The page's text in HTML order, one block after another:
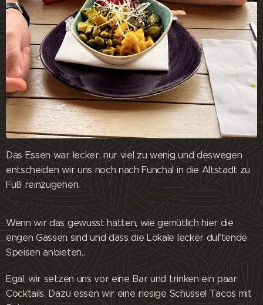
Das Essen war lecker, nur viel zu wenig und deswegen
entscheiden wir uns noch nach Funchal in die Altstadt zu
Fuß reinzugehen.
Wenn wir das gewusst hätten, wie gemütlich hier die
engen Gassen sind und dass die Lokale lecker duftende
Speisen anbieten…
Egal, wir setzen uns vor eine Bar und trinken ein paar
Cocktails. Dazu essen wir eine riesige Schüssel Tacos mit